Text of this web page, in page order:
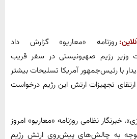
روزنامه «معاریو» گزارش داد
وزیر رژیم صهیونیستی در سفر قریب
با رئیس‌جمهور آمریکا تسلیحات بیشتر
تجهیزات ارتش این رژیم درخواست
خبرنگار نظامی روزنامه «معاریو» امروز
توجه به چالش‌های پیش‌روی ارتش رژیم